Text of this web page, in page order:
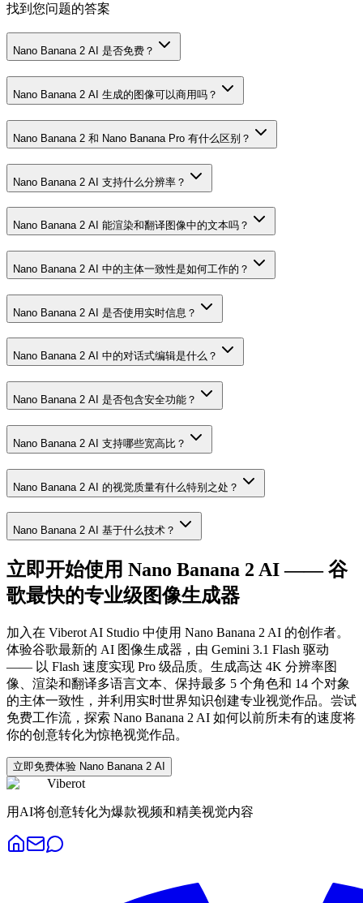
找到您问题的答案
Nano Banana 2 AI 是否免费？
Nano Banana 2 AI 生成的图像可以商用吗？
Nano Banana 2 和 Nano Banana Pro 有什么区别？
Nano Banana 2 AI 支持什么分辨率？
Nano Banana 2 AI 能渲染和翻译图像中的文本吗？
Nano Banana 2 AI 中的主体一致性是如何工作的？
Nano Banana 2 AI 是否使用实时信息？
Nano Banana 2 AI 中的对话式编辑是什么？
Nano Banana 2 AI 是否包含安全功能？
Nano Banana 2 AI 支持哪些宽高比？
Nano Banana 2 AI 的视觉质量有什么特别之处？
Nano Banana 2 AI 基于什么技术？
立即开始使用 Nano Banana 2 AI —— 谷
歌最快的专业级图像生成器
加入在 Viberot AI Studio 中使用 Nano Banana 2 AI 的创作者。
体验谷歌最新的 AI 图像生成器，由 Gemini 3.1 Flash 驱动
—— 以 Flash 速度实现 Pro 级品质。生成高达 4K 分辨率图
像、渲染和翻译多语言文本、保持最多 5 个角色和 14 个对象
的主体一致性，并利用实时世界知识创建专业视觉作品。尝试
免费工作流，探索 Nano Banana 2 AI 如何以前所未有的速度将
你的创意转化为惊艳视觉作品。
立即免费体验 Nano Banana 2 AI
Viberot
用AI将创意转化为爆款视频和精美视觉内容